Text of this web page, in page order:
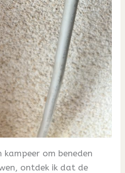
kampeer om beneden
ontdek ik dat de